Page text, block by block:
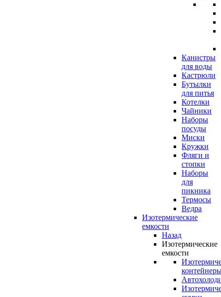
Канистры
для воды
Кастрюли
Бутылки
для питья
Котелки
Чайники
Наборы
посуды
Миски
Кружки
Фляги и
стопки
Наборы
для
пикника
Термосы
Ведра
Изотермические
емкости
Назад
Изотермические
емкости